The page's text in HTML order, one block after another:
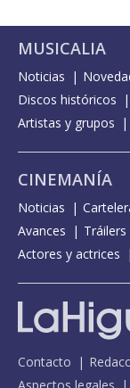
MUSICALIA
Noticias
Discos históricos
Artistas y grupos
CINEMANÍA
Noticias
Avances
Tráilers
Actores y actrices
Contacto